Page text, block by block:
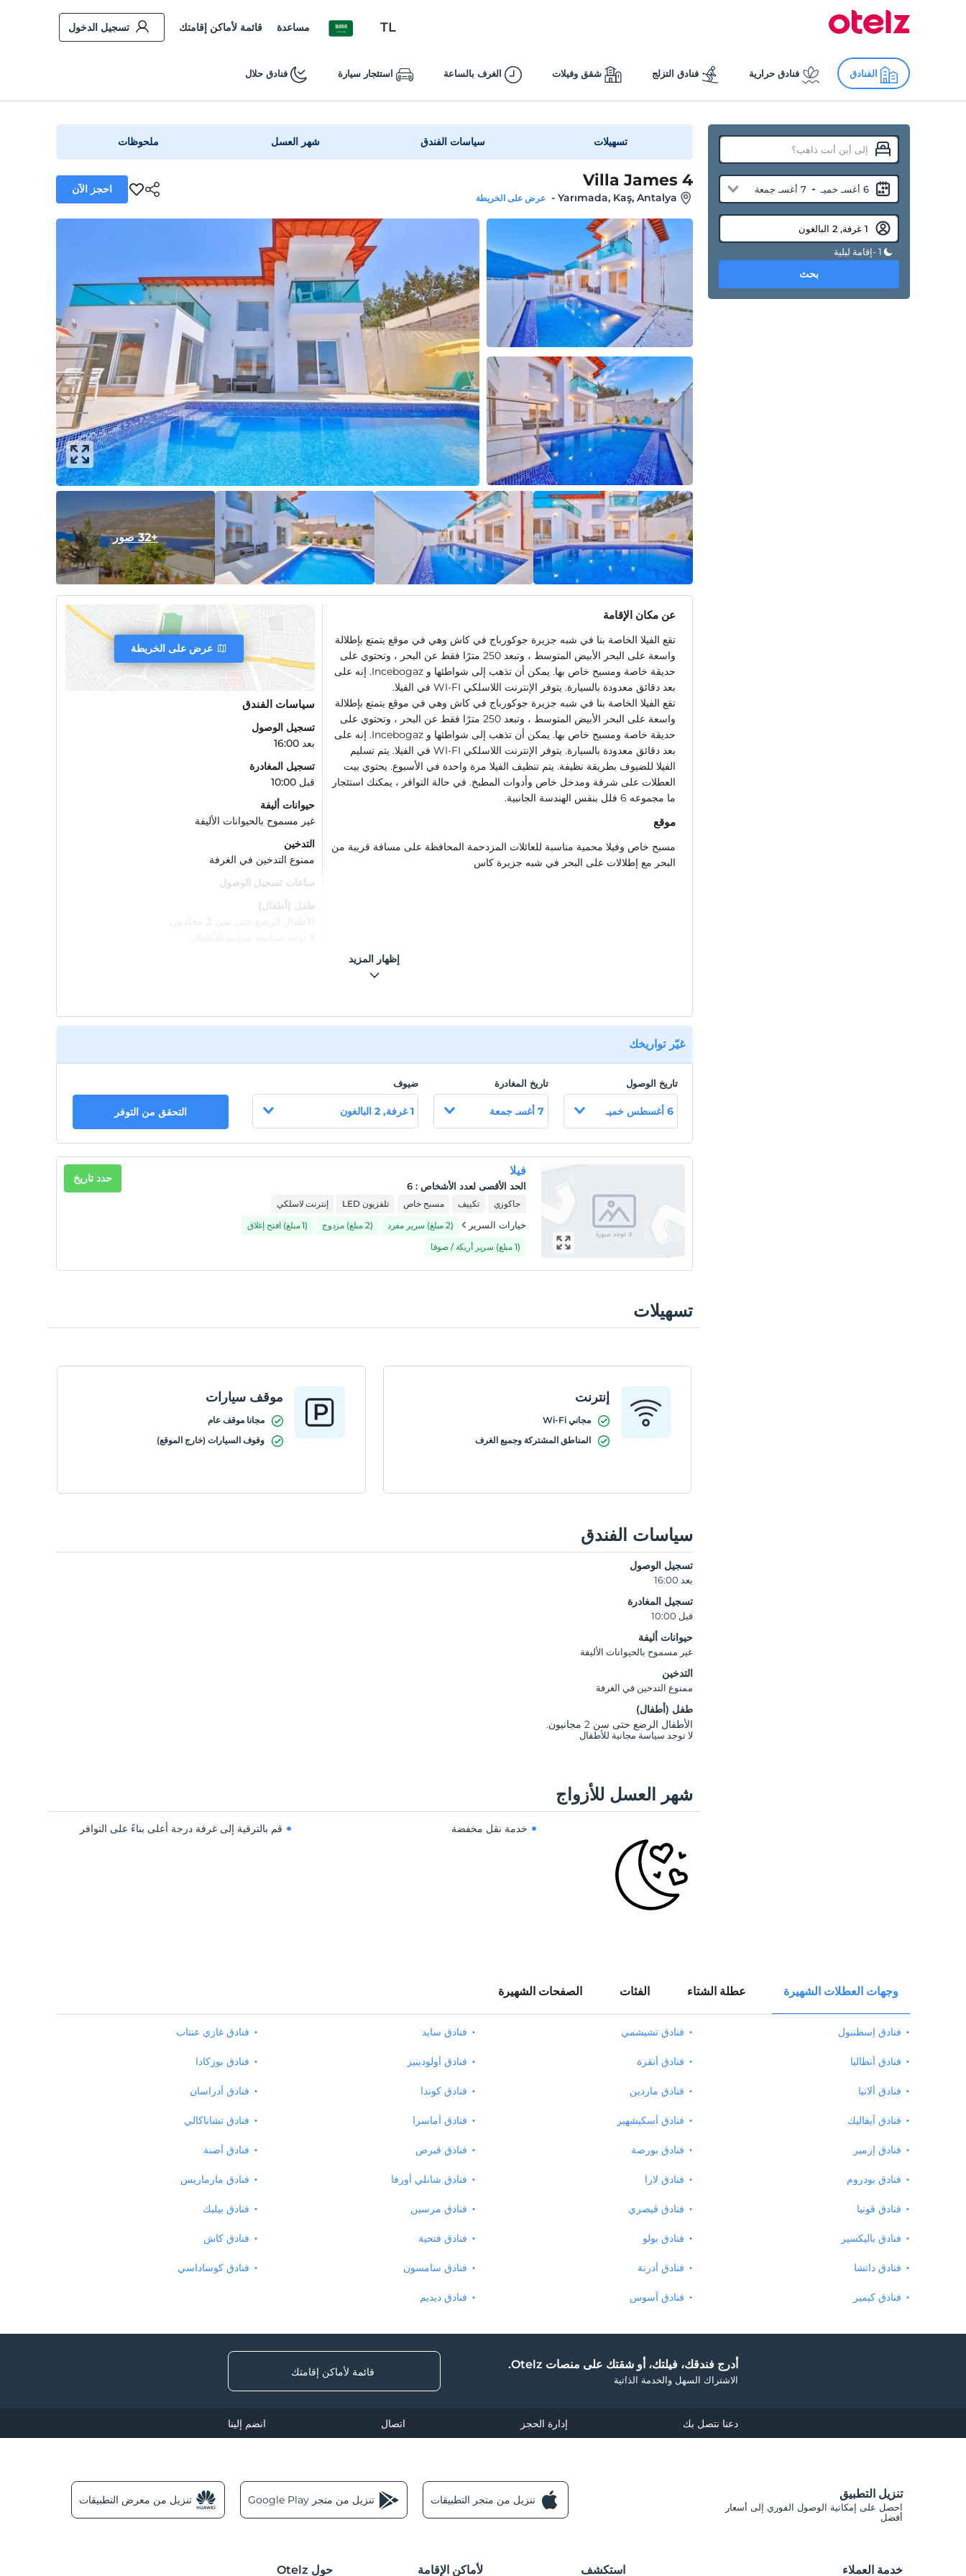
TL مساعدة قائمة لأماكن إقامتك تسجيل الدخول
الفنادق فنادق حرارية فنادق التزلج شقق وفيلات الغرف بالساعة استئجار سيارة فنادق حلال
6 أغسـ خميـ - 7 أغسـ جمعة
1 -إقامة ليلية
بحث
تسهيلات سياسات الفندق شهر العسل ملحوظات
Villa James 4
Yarımada, Kaş, Antalya
- عرض على الخريطة
احجز الآن
+32 صور
عن مكان الإقامة
تقع الفيلا الخاصة بنا في شبه جزيرة جوكورباج في كاش وهي في موقع يتمتع بإطلالة
واسعة على البحر الأبيض المتوسط ، وتبعد 250 مترًا فقط عن البحر ، وتحتوي على
حديقة خاصة ومسبح خاص بها. يمكن أن تذهب إلى شواطئها و Incebogaz. إنه على
بعد دقائق معدودة بالسيارة. يتوفر الإنترنت اللاسلكي WI-FI في الفيلا.
تقع الفيلا الخاصة بنا في شبه جزيرة جوكورباج في كاش وهي في موقع يتمتع بإطلالة
واسعة على البحر الأبيض المتوسط ، وتبعد 250 مترًا فقط عن البحر ، وتحتوي على
حديقة خاصة ومسبح خاص بها. يمكن أن تذهب إلى شواطئها و Incebogaz. إنه على
بعد دقائق معدودة بالسيارة. يتوفر الإنترنت اللاسلكي WI-FI في الفيلا. يتم تسليم
الفيلا للضيوف بطريقة نظيفة. يتم تنظيف الفيلا مرة واحدة في الأسبوع. يحتوي بيت
العطلات على شرفة ومدخل خاص وأدوات المطبخ. في حالة التوافر ، يمكنك استئجار
ما مجموعه 6 فلل بنفس الهندسة الجانبية.
موقع
مسبح خاص وفيلا محمية مناسبة للعائلات المزدحمة المحافظة على مسافة قريبة من
البحر مع إطلالات على البحر في شبه جزيرة كاس
عرض على الخريطة
سياسات الفندق
تسجيل الوصول
بعد 16:00
تسجيل المغادرة
قبل 10:00
حيوانات أليفة
غير مسموح بالحيوانات الأليفة
التدخين
ممنوع التدخين في الغرفة
ساعات تسجيل الوصول
طفل (أطفال)
إظهار المزيد
غيّر تواريخك
تاريخ الوصول
6 أغسطس خميـ
تاريخ المغادرة
7 أغسـ جمعة
ضيوف
1 غرفة, 2 البالغون التحقق من التوفر
فيلا
الحد الأقصى لعدد الأشخاص :
6
جاكوزي تكييف مسبح خاص تلفزيون LED إنترنت لاسلكي
خيارات السرير (2 مبلغ) سرير مفرد (2 مبلغ) مزدوج
(1 مبلغ) افتح إغلاق
(1 مبلغ) سرير أريكة / صوفا
حدد تاريخ
تسهيلات
إنترنت
مجاني Wi-Fi
المناطق المشتركة وجميع الغرف
موقف سيارات
مجانا موقف عام
وقوف السيارات (خارج الموقع)
سياسات الفندق
تسجيل الوصول
بعد 16:00
تسجيل المغادرة
قبل 10:00
حيوانات أليفة
غير مسموح بالحيوانات الأليفة
التدخين
ممنوع التدخين في الغرفة
طفل (أطفال)
الأطفال الرضع حتى سن 2 مجانيون.
لا توجد سياسة مجانية للأطفال
شهر العسل للأزواج
خدمة نقل مخفضة قم بالترقية إلى غرفة درجة أعلى بناءً على التوافر
وجهات العطلات الشهيرة عطلة الشتاء الفئات الصفحات الشهيرة
فنادق إسطنبول
فنادق أنطاليا
فنادق ألانيا
فنادق آيفاليك
فنادق إزمير
فنادق تشيشمي
فنادق أنقرة
فنادق ماردين
فنادق أسكيشهير
فنادق بورصة
فنادق سايد
فنادق أولودينيز
فنادق كوندا
فنادق أماسرا
فنادق قبرص
فنادق غازي عنتاب
فنادق بوزكادا
فنادق أدراسان
فنادق تشاناكالي
فنادق أضنة
فنادق بودروم
فنادق قونيا
فنادق باليكسير
فنادق داتشا
فنادق كيمير
فنادق لارا
فنادق قيصري
فنادق بولو
فنادق أدرنة
فنادق آسوس
فنادق شانلي أورفا
فنادق مرسين
فنادق فتحية
فنادق سامسون
فنادق ديديم
فنادق مارماريس
فنادق بيليك
فنادق كاش
فنادق كوساداسي
أدرج فندقك، فيلتك، أو شقتك على منصات Otelz.
الاشتراك السهل والخدمة الذاتية
قائمة لأماكن إقامتك
دعنا نتصل بك إدارة الحجز اتصال انضم إلينا
تنزيل التطبيق
احصل على إمكانية الوصول الفوري إلى أسعار
أفضل
تنزيل من متجر التطبيقات تنزيل من متجر Google Play تنزيل من معرض التطبيقات
خدمة العملاء استكشف لأماكن الإقامة حول Otelz